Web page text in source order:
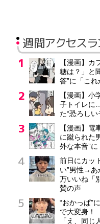
週間アクセス
【漫画】
糖は？」と
答”に「これ
【漫画】
子トイレに
た“恐ろしい
【漫画】
に蹴られた
外な本音”に
前日にカッ
い”男性→
万いいね「
賛の声
“おかっぱ”
で大変身！
「え、同じ